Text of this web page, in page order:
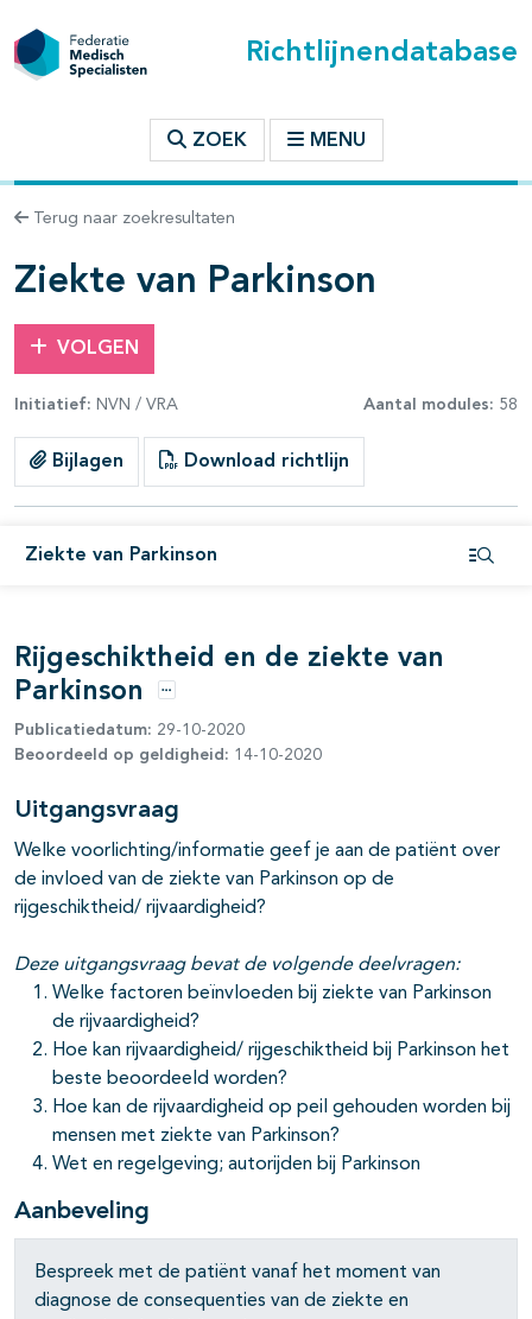
Richtlijnendatabase
ZOEK MENU
Terug naar zoekresultaten
Ziekte van Parkinson
VOLGEN
Initiatief: NVN / VRA Aantal modules: 58
Bijlagen Download richtlijn
Ziekte van Parkinson
binnen deze richtlijn
open- en dichtklappen
open- en dichtklappen
open- en dichtklappen
open- en dichtklappen
open- en dichtklappen
open- en dichtklappen
open- en dichtklappen
Rijgeschiktheid en de ziekte van
Parkinson
Opties
Publicatiedatum: 29-10-2020
Beoordeeld op geldigheid: 14-10-2020
Uitgangsvraag
Welke voorlichting/informatie geef je aan de patiënt over
de invloed van de ziekte van Parkinson op de
rijgeschiktheid/ rijvaardigheid?
Deze uitgangsvraag bevat de volgende deelvragen:
Welke factoren beïnvloeden bij ziekte van Parkinson
de rijvaardigheid?
Hoe kan rijvaardigheid/ rijgeschiktheid bij Parkinson het
beste beoordeeld worden?
Hoe kan de rijvaardigheid op peil gehouden worden bij
mensen met ziekte van Parkinson?
Wet en regelgeving; autorijden bij Parkinson
Aanbeveling
Bespreek met de patiënt vanaf het moment van
diagnose de consequenties van de ziekte en